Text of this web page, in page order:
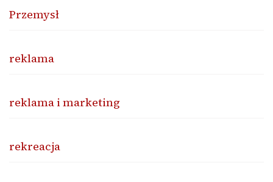
Przemysł
reklama
reklama i marketing
rekreacja